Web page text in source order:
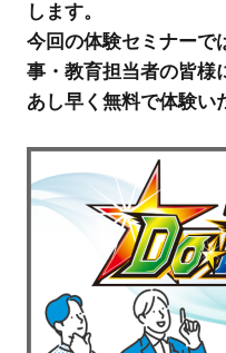
します。
今回の体験セミナーで
事・教育担当者の皆様
あし早く無料で体験い